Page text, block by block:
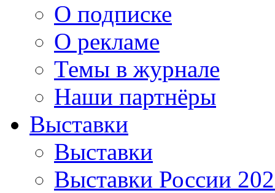
О подписке
О рекламе
Темы в журнале
Наши партнёры
Выставки
Выставки
Выставки России